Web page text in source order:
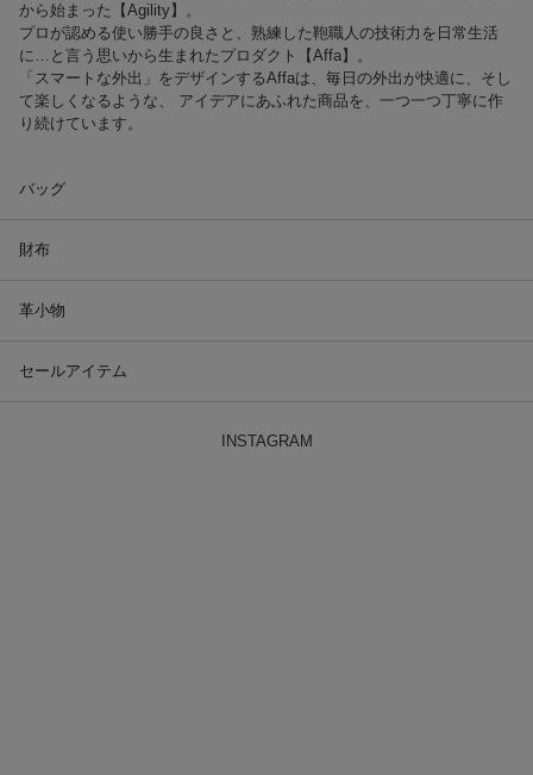
から始まった【Agility】。
プロが認める使い勝手の良さと、熟練した鞄職人の技術力を日常生活
に…と言う思いから生まれたプロダクト【Affa】。
「スマートな外出」をデザインするAffaは、毎日の外出が快適に、そし
て楽しくなるような、 アイデアにあふれた商品を、一つ一つ丁寧に作
り続けています。
バッグ
財布
革小物
セールアイテム
INSTAGRAM